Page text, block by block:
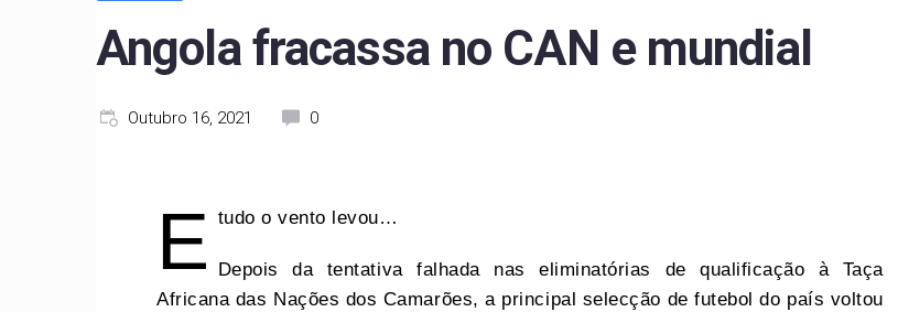
Angola fracassa no CAN e mundial
Outubro 16, 2021 0
E tudo o vento levou…
Depois da tentativa falhada nas eliminatórias de qualificação à Taça
Africana das Nações dos Camarões, a principal selecção de futebol do país voltou